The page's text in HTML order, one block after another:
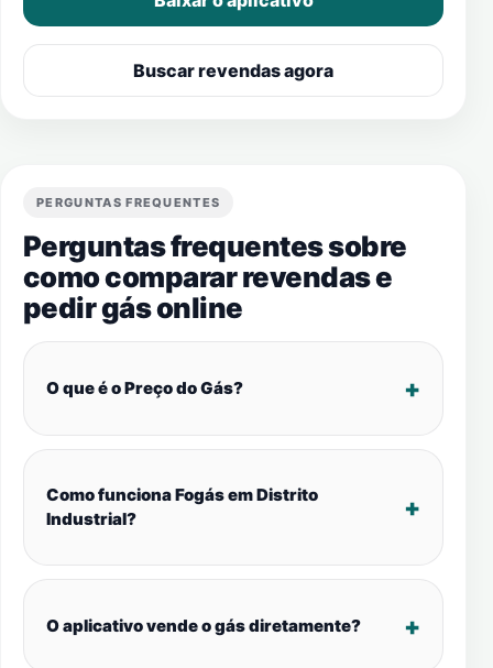
Buscar revendas agora
PERGUNTAS FREQUENTES
Perguntas frequentes sobre
como comparar revendas e
pedir gás online
O que é o Preço do Gás?
Como funciona Fogás em Distrito
Industrial?
O aplicativo vende o gás diretamente?